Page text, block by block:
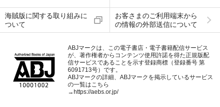
海賊版に関する取り組みに
ついて
お客さまのご利用端末から
の情報の外部送信について
ABJマークは、この電子書店・電子書籍配信サービス
が、著作権者からコンテンツ使用許諾を得た正規版配
信サービスであることを示す登録商標（登録番号 第
6091713号）です。
ABJマークの詳細、ABJマークを掲示しているサービス
の一覧はこちら
→ https://aebs.or.jp/